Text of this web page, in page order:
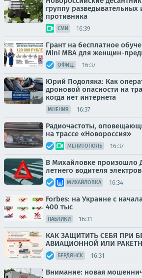
группу
противника
СМИ 16:39
Грант на бесплатное
Mini MBA для женщин-
ОФИЦ. 16:37
Юрий Подоляка: Как
дроновой опасности на
когда нет интернета
МНЕНИЯ 16:37
Радиочастоты,
на трассе «Новороссия»
МЕЛИТОПОЛЬ 16:37
В Михайловке произошло
летнего водителя
МИХАЙЛОВКА 16:34
Forbes: на Украине с
400 тыс
ПАБЛИКИ 16:31
КАК ЗАЩИТИТЬ СЕБЯ ПРИ
АВИАЦИОННОЙ ИЛИ
БЕРДЯНСК 16:31
Внимание: новая